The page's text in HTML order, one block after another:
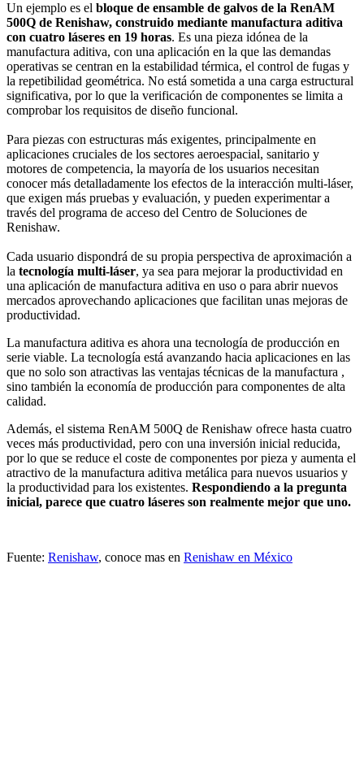
Un ejemplo es el bloque de ensamble de galvos de la RenAM
500Q de Renishaw, construido mediante manufactura aditiva
con cuatro láseres en 19 horas. Es una pieza idónea de la
manufactura aditiva, con una aplicación en la que las demandas
operativas se centran en la estabilidad térmica, el control de fugas y
la repetibilidad geométrica. No está sometida a una carga estructural
significativa, por lo que la verificación de componentes se limita a
comprobar los requisitos de diseño funcional.
Para piezas con estructuras más exigentes, principalmente en
aplicaciones cruciales de los sectores aeroespacial, sanitario y
motores de competencia, la mayoría de los usuarios necesitan
conocer más detalladamente los efectos de la interacción multi-láser,
que exigen más pruebas y evaluación, y pueden experimentar a
través del programa de acceso del Centro de Soluciones de
Renishaw.
Cada usuario dispondrá de su propia perspectiva de aproximación a
la tecnología multi-láser, ya sea para mejorar la productividad en
una aplicación de manufactura aditiva en uso o para abrir nuevos
mercados aprovechando aplicaciones que facilitan unas mejoras de
productividad.
La manufactura aditiva es ahora una tecnología de producción en
serie viable. La tecnología está avanzando hacia aplicaciones en las
que no solo son atractivas las ventajas técnicas de la manufactura ,
sino también la economía de producción para componentes de alta
calidad.
Además, el sistema RenAM 500Q de Renishaw ofrece hasta cuatro
veces más productividad, pero con una inversión inicial reducida,
por lo que se reduce el coste de componentes por pieza y aumenta el
atractivo de la manufactura aditiva metálica para nuevos usuarios y
la productividad para los existentes. Respondiendo a la pregunta
inicial, parece que cuatro láseres son realmente mejor que uno.
Fuente: Renishaw, conoce mas en Renishaw en México